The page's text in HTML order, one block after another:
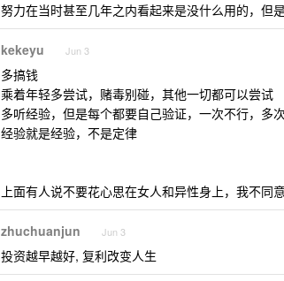
努力在当时甚至几年之内看起来是没什么用的，但
kekeyu Jun 3
多搞钱
乘着年轻多尝试，赌毒别碰，其他一切都可以尝试
多听经验，但是每个都要自己验证，一次不行，多
经验就是经验，不是定律
上面有人说不要花心思在女人和异性身上，我不同
zhuchuanjun Jun 3
投资越早越好, 复利改变人生